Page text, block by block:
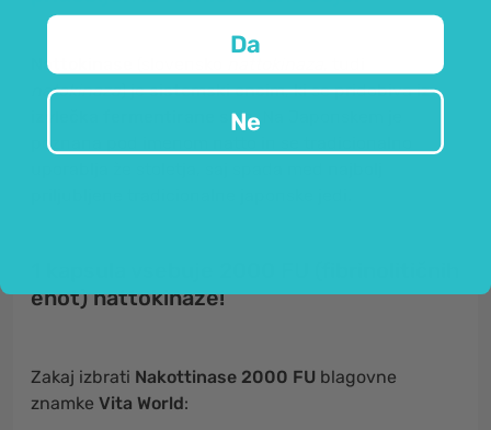
Nattokinase
natokinaza) jesistemski encim, ki se pridobivaiz
izvlečka fermentirane soje.Na Japonskem je
poznana pod imenom natto in se tradicionalno
enot) nattokinaze!
Zakaj izbrati Nakottinase 2000 FU blagovne
znamke Vita World:
Da
Ne